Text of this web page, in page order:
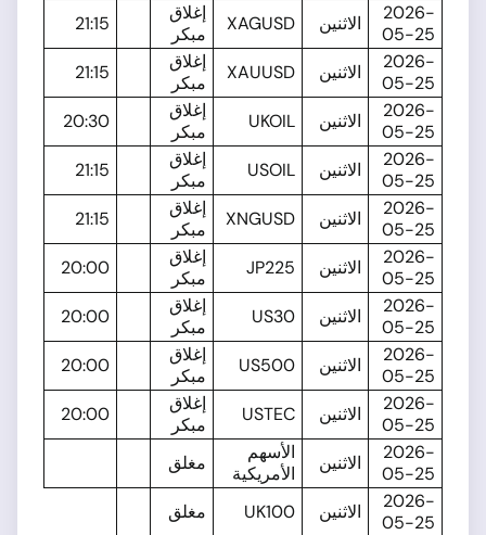
2026-
05-25
الاثنين XAGUSD
إغلاق
مبكر
21:15
2026-
05-25
الاثنين XAUUSD
إغلاق
مبكر
21:15
2026-
05-25
الاثنين UKOIL
إغلاق
مبكر
20:30
2026-
05-25
الاثنين USOIL
إغلاق
مبكر
21:15
2026-
05-25
الاثنين XNGUSD
إغلاق
مبكر
21:15
2026-
05-25
الاثنين JP225
إغلاق
مبكر
20:00
2026-
05-25
الاثنين US30
إغلاق
مبكر
20:00
2026-
05-25
الاثنين US500
إغلاق
مبكر
20:00
2026-
05-25
الاثنين USTEC
إغلاق
مبكر
20:00
2026-
05-25
الاثنين
الأسهم
الأمريكية
مغلق
2026-
05-25
الاثنين UK100
مغلق